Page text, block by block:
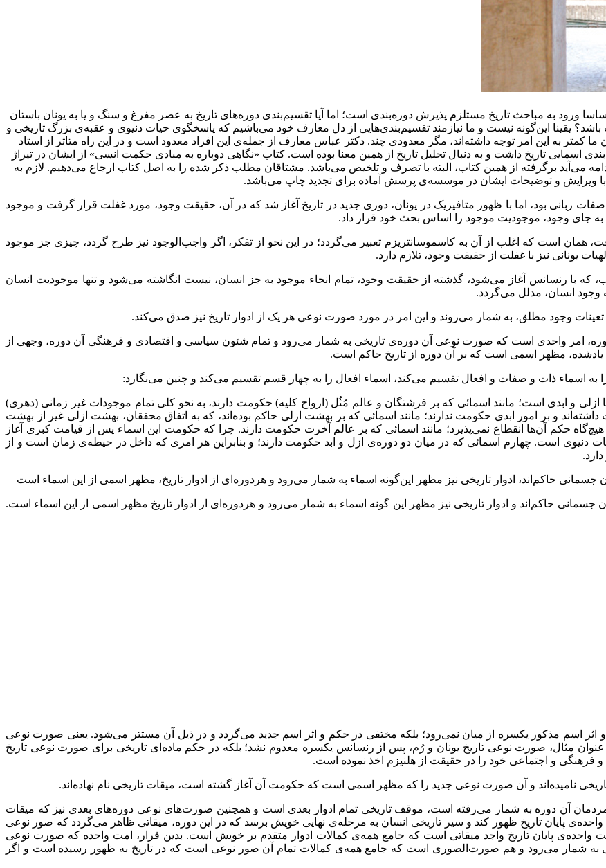
ورود به مباحث تاریخ مستلزم پذیرش دوره‌بندی است؛ اما آیا تقسیم‌بندی دوره‌های تاریخ به عصر مفرغ و سنگ و یا به یونان باستان
یقینا این‌گونه نیست و ما نیازمند تقسیم‌بندی‌هایی از دل معارف خود می‌باشیم که پاسخگوی حیات دنیوی و عقبه‌ی بزرگ تاریخی و
کمتر به این امر توجه داشته‌اند، مگر معدودی چند. دکتر عباس معارف از جمله‌ی این افراد معدود است و در این راه متاثر از استاد
تاریخ داشت و به دنبال تحلیل تاریخ از همین معنا بوده است. کتاب «نگاهی دوباره به مبادی حکمت انسی» از ایشان در تیراژ
می‌آید برگرفته از همین کتاب، البته با تصرف و تلخیص می‌باشد. مشتاقان مطلب ذکر شده را به اصل کتاب ارجاع می‌دهیم. لازم به
ویرایش و توضیحات ایشان در موسسه‌ی پرسش آماده برای تجدید چاپ می‌باشد.
ربانی بود، اما با ظهور متافیزیک در یونان، دوری جدید در تاریخ آغاز شد که در آن، حقیقت وجود، مورد غفلت قرار گرفت و موجود
به جای وجود، موجودیت موجود را اساس بحث خود قرار داد.
همان است که اغلب از آن به کاسموسانتریزم تعبیر می‌گردد؛ در این نحو از تفکر، اگر واجب‌الوجود نیز طرح گردد، چیزی جز موجود
یونانی نیز با غفلت از حقیقت وجود، تلازم دارد.
که با رنسانس آغاز می‌شود، گذشته از حقیقت وجود، تمام انحاء موجود به جز انسان، نیست انگاشته می‌شود و تنها موجودیت انسان
وجود انسان، مدلل می‌گردد.
وجود مطلق، به شمار می‌روند و این امر در مورد صورت نوعی هر یک از ادوار تاریخ نیز صدق می‌کند.
امر واحدی است که صورت نوعی آن دوره‌ی تاریخی به شمار می‌رود و تمام شئون سیاسی و اقتصادی و فرهنگی آن دوره، وجهی از
مظهر اسمی است که بر آن دوره از تاریخ حاکم است.
اسماء ذات و صفات و افعال تقسیم می‌کند، اسماء افعال را به چهار قسم تقسیم می‌کند و چنین می‌نگارد:
و ابدی است؛ مانند اسمائی که بر فرشتگان و عالم مُثُل (ارواح کلیه) حکومت دارند، به نحو کلی تمام موجودات غیر زمانی (دهری)
و بر امور ابدی حکومت ندارند؛ مانند اسمائی که بر بهشت ازلی‌ حاکم بوده‌اند، که به اتفاق محققان، بهشت ازلی غیر از بهشت
حکم آن‌ها انقطاع نمی‌پذیرد؛ مانند اسمائی که بر عالم آخرت حکومت دارند. چرا که حکومت این اسماء پس از قیامت کبری آغاز
دنیوی است. چهارم اسمائی که در میان دو دوره‌ی ازل و ابد حکومت دارند؛ و بنابراین هر امری که داخل در حیطه‌ی زمان است و از
حاکم‌اند، ادوار تاریخی نیز مظهر این‌گونه اسماء به شمار می‌رود و هردوره‌ای از ادوار تاریخ، مظهر اسمی از این اسماء است
حاکم‌اند و ادوار تاریخی نیز مظهر این گونه اسماء به شمار می‌رود و هردوره‌ای از ادوار تاریخ مظهر اسمی از این اسماء است.
و اثر اسم مذکور یکسره از میان نمی‌رود؛ بلکه مختفی در حکم و اثر اسم جدید می‌گردد و در ذیل آن مستتر می‌شود. یعنی صورت نوعی
مثال، صورت نوعی تاریخ یونان و رُم، پس از رنسانس یکسره معدوم نشد؛ بلکه در حکم ماده‌ای تاریخی برای صورت نوعی تاریخ
و اجتماعی خود را در حقیقت از هلنیزم اخذ نموده است.
نامیده‌اند و آن صورت نوعی جدید را که مظهر اسمی است که حکومت آن آغاز گشته است، میقات تاریخی نام نهاده‌اند.
مردمان آن دوره به شمار می‌رفته است، موقف تاریخی تمام ادوار بعدی است و همچنین صورت‌های نوعی دوره‌های بعدی نیز که میقات
پایان تاریخ ظهور کند و سیر تاریخی انسان به مرحله‌ی نهایی خویش برسد که در این دوره، میقاتی ظاهر می‌گردد که صور نوعی
واحده‌ی پایان تاریخ واجد میقاتی است که جامع همه‌ی کمالات ادوار متقدم بر خویش است. بدین قرار، امت واحده که صورت نوعی
به شمار می‌رود و هم صورت‌الصوری است که جامع ‌همه‌ی کمالات تمام آن صور نوعی است که در تاریخ به ظهور رسیده است و اگر